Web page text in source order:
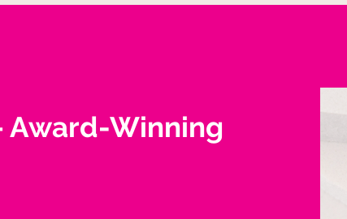
Award-Winning